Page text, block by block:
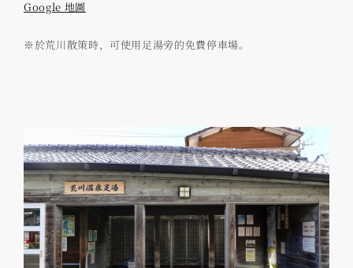
Google 地圖
※於荒川散策時，可使用足湯旁的免費停車場。